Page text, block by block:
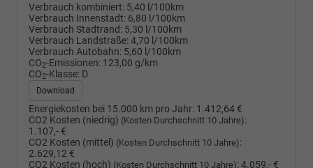
Verbrauch kombiniert: 5,40 l/100km
Verbrauch Innenstadt: 6,80 l/100km
Verbrauch Stadtrand: 5,30 l/100km
Verbrauch Landstraße:4,70 l/100km
Verbrauch Autobahn: 5,60 l/100km
CO2-Emissionen: 123,00 g/km
CO2-Klasse: D
Download
Energiekosten bei 15.000 km pro Jahr: 1.412,64 €
CO2 Kosten (niedrig) (Kosten Durchschnitt 10 Jahre):
1.107,- €
CO2 Kosten (mittel) (Kosten Durchschnitt 10 Jahre):
2.629,12 €
CO2 Kosten (hoch) (Kosten Durchschnitt 10 Jahre):4.059,- €